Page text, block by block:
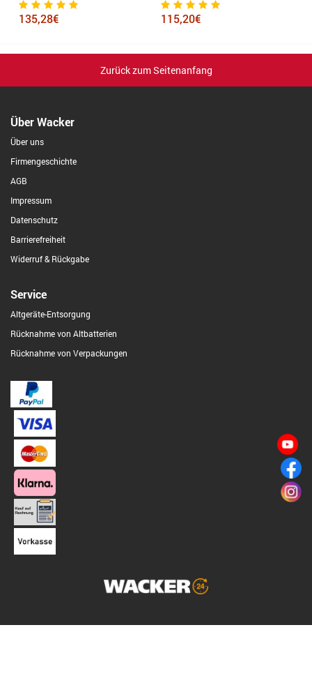
135,28€ 115,20€
Zurück zum Seitenanfang
Über Wacker
Über uns
Firmengeschichte
AGB
Impressum
Datenschutz
Barrierefreiheit
Widerruf & Rückgabe
Service
Altgeräte-Entsorgung
Rücknahme von Altbatterien
Rücknahme von Verpackungen